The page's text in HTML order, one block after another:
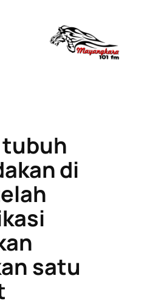
di
satu